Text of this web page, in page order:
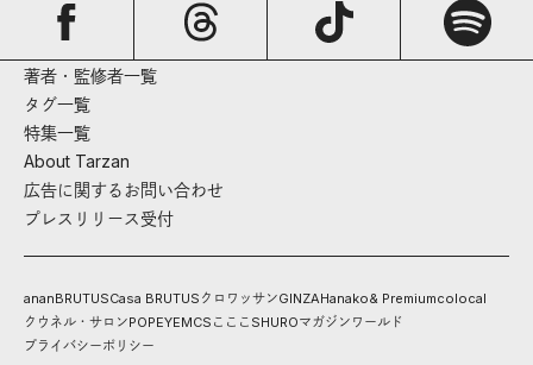
著者・監修者一覧
タグ一覧
特集一覧
About Tarzan
広告に関するお問い合わせ
プレスリリース受付
ananBRUTUSCasa BRUTUS クロワッサンGINZAHanako& Premiumcolocal
クウネル・サロンPOPEYEMCS こここ SHUROマガジンワールド
プライバシーポリシー